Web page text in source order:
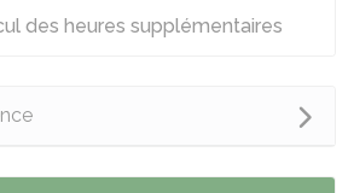
des heures supplémentaires